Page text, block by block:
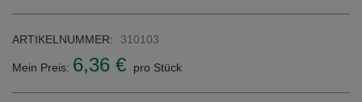
ARTIKELNUMMER: 310103
Mein Preis: 6,36 € pro Stück